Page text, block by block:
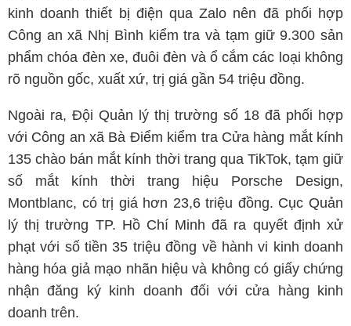
kinh doanh thiết bị điện qua Zalo nên đã phối hợp
Công an xã Nhị Bình kiểm tra và tạm giữ 9.300 sản
phẩm chóa đèn xe, đuôi đèn và ổ cắm các loại không
rõ nguồn gốc, xuất xứ, trị giá gần 54 triệu đồng.
Ngoài ra, Đội Quản lý thị trường số 18 đã phối hợp
với Công an xã Bà Điểm kiểm tra Cửa hàng mắt kính
135 chào bán mắt kính thời trang qua TikTok, tạm giữ
số mắt kính thời trang hiệu Porsche Design,
Montblanc, có trị giá hơn 23,6 triệu đồng. Cục Quản
lý thị trường TP. Hồ Chí Minh đã ra quyết định xử
phạt với số tiền 35 triệu đồng về hành vi kinh doanh
hàng hóa giả mạo nhãn hiệu và không có giấy chứng
nhận đăng ký kinh doanh đối với cửa hàng kinh
doanh trên.